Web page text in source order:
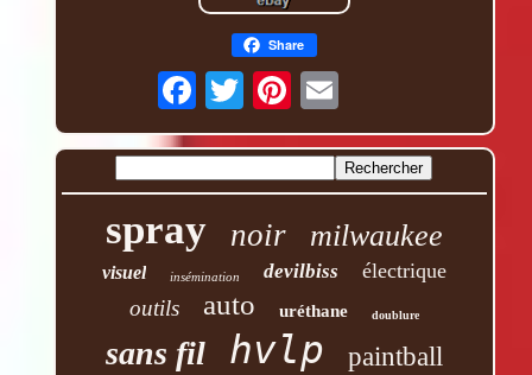
Share
spray noir milwaukee
visuel insémination devilbiss électrique
outils auto uréthane doublure
sans fil hvlp paintball